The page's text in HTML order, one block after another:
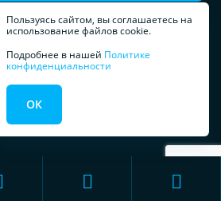
Пользуясь сайтом, вы соглашаетесь на
использование файлов cookie.
Подробнее в нашей Политике
конфиденциальности
ОК
ПРОФЕССИОНАЛЬНОЕ
ДЛЯ ПРАЧЕЧЕЧНЫХ